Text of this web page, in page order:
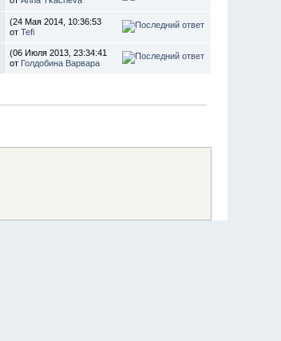
(24 Мая 2014, 10:36:53
отTefi
(06 Июля 2013, 23:34:41
от Голдобина Варвара